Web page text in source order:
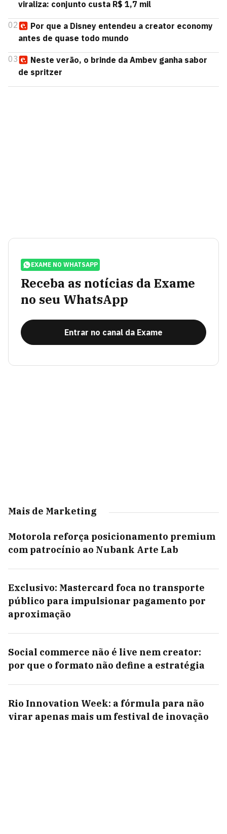
viraliza: conjunto custa R$ 1,7 mil
02
Por que a Disney entendeu a creator economy
antes de quase todo mundo
03
Neste verão, o brinde da Ambev ganha sabor
de spritzer
EXAME NO WHATSAPP
Receba as notícias da Exame
no seu WhatsApp
Entrar no canal da Exame
Mais de Marketing
Motorola reforça posicionamento premium
com patrocínio ao Nubank Arte Lab
Exclusivo: Mastercard foca no transporte
público para impulsionar pagamento por
aproximação
Social commerce não é live nem creator:
por que o formato não define a estratégia
Rio Innovation Week: a fórmula para não
virar apenas mais um festival de inovação